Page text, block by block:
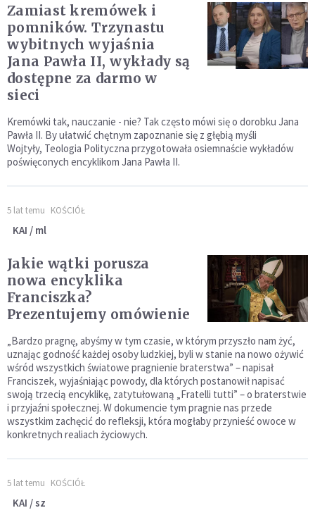
Zamiast kremówek i
pomników. Trzynastu
wybitnych wyjaśnia
Jana Pawła II, wykłady są
dostępne za darmo w
sieci
Kremówki tak, nauczanie - nie? Tak często mówi się o dorobku Jana
Pawła II. By ułatwić chętnym zapoznanie się z głębią myśli
Wojtyły, Teologia Polityczna przygotowała osiemnaście wykładów
poświęconych encyklikom Jana Pawła II.
5 lat temu KOŚCIÓŁ
KAI / ml
Jakie wątki porusza
nowa encyklika
Franciszka?
Prezentujemy omówienie
„Bardzo pragnę, abyśmy w tym czasie, w którym przyszło nam żyć,
uznając godność każdej osoby ludzkiej, byli w stanie na nowo ożywić
wśród wszystkich światowe pragnienie braterstwa” – napisał
Franciszek, wyjaśniając powody, dla których postanowił napisać
swoją trzecią encyklikę, zatytułowaną „Fratelli tutti” – o braterstwie
i przyjaźni społecznej. W dokumencie tym pragnie nas przede
wszystkim zachęcić do refleksji, która mogłaby przynieść owoce w
konkretnych realiach życiowych.
5 lat temu KOŚCIÓŁ
KAI / sz